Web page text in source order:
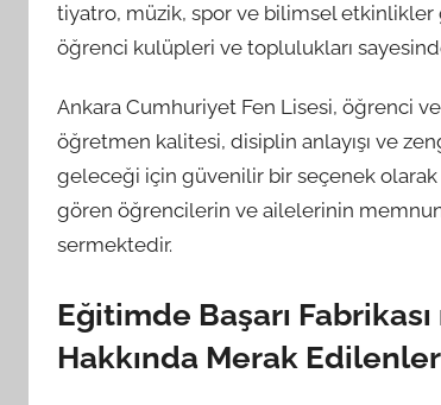
tiyatro, müzik, spor ve bilimsel etkinlikler
öğrenci kulüpleri ve toplulukları
Ankara Cumhuriyet Fen Lisesi, öğrenci
öğretmen kalitesi, disiplin anlayışı ve
geleceği için güvenilir bir seçenek olarak
gören öğrencilerin ve ailelerinin
sermektedir.
Eğitimde Başarı
Hakkında Merak Edilenler